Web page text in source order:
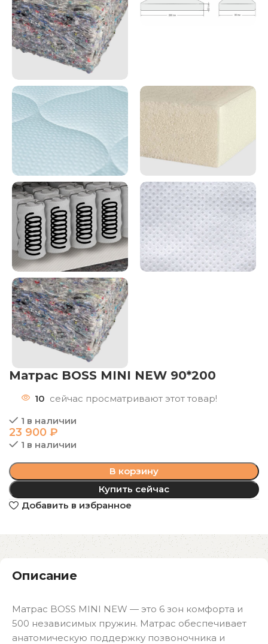
Матрас BOSS MINI NEW 90*200
10 сейчас просматривают этот товар!
1 в наличии
23 900 ₽
1 в наличии
В корзину
Купить сейчас
Добавить в избранное
Описание
Матрас BOSS MINI NEW — это 6 зон комфорта и
500 независимых пружин. Матрас обеспечивает
анатомическую поддержку позвоночника и